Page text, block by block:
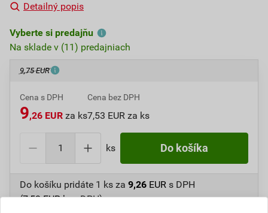
Detailný popis
Vyberte si predajňu
Na sklade v (11) predajniach
9,75 EUR
Cena s DPH
9,26 EUR za ks
Cena bez DPH
7,53 EUR za ks
ks Do košíka
Do košíku pridáte 1 ks za 9,26 EUR s DPH
(7,53EURbez DPH).